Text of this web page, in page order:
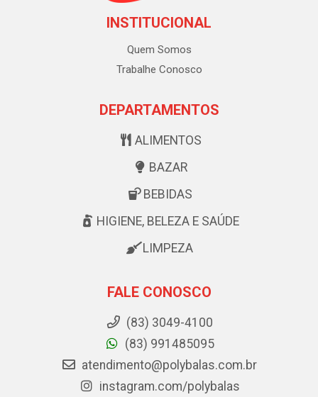
INSTITUCIONAL
Quem Somos
Trabalhe Conosco
DEPARTAMENTOS
ALIMENTOS
BAZAR
BEBIDAS
HIGIENE, BELEZA E SAÚDE
LIMPEZA
FALE CONOSCO
(83) 3049-4100
(83) 991485095
atendimento@polybalas.com.br
instagram.com/polybalas